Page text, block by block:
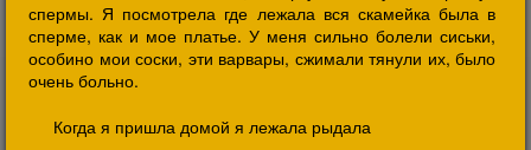
спермы. Я посмотрела где лежала вся скамейка была в
сперме, как и мое платье. У меня сильно болели сиськи,
особино мои соски, эти варвары, сжимали тянули их, было
очень больно.
Когда я пришла домой я лежала рыдала